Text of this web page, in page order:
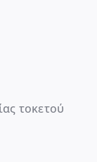
τοκετού